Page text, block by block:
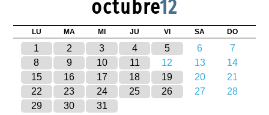
octubre12
LU MA MI JU VI SA DO
1 2 3 4 5 6
7
8
9 10 11 12 13
14
15
16 17 18 19 20
21
22
23 24 25 26 27
28
29
30 31